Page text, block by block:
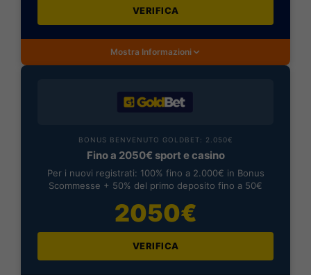
VERIFICA
Mostra Informazioni
BONUS BENVENUTO GOLDBET: 2.050€
Fino a 2050€ sport e casino
Per i nuovi registrati: 100% fino a 2.000€ in Bonus
Scommesse + 50% del primo deposito fino a 50€
2050€
VERIFICA